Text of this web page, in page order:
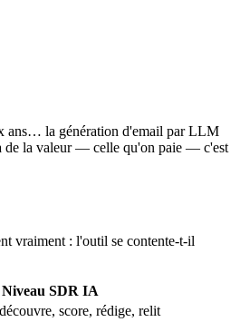
ans… la génération d'email par LLM
de la valeur — celle qu'on paie — c'est
vraiment : l'outil se contente-t-il
Niveau SDR IA
score, rédige, relit